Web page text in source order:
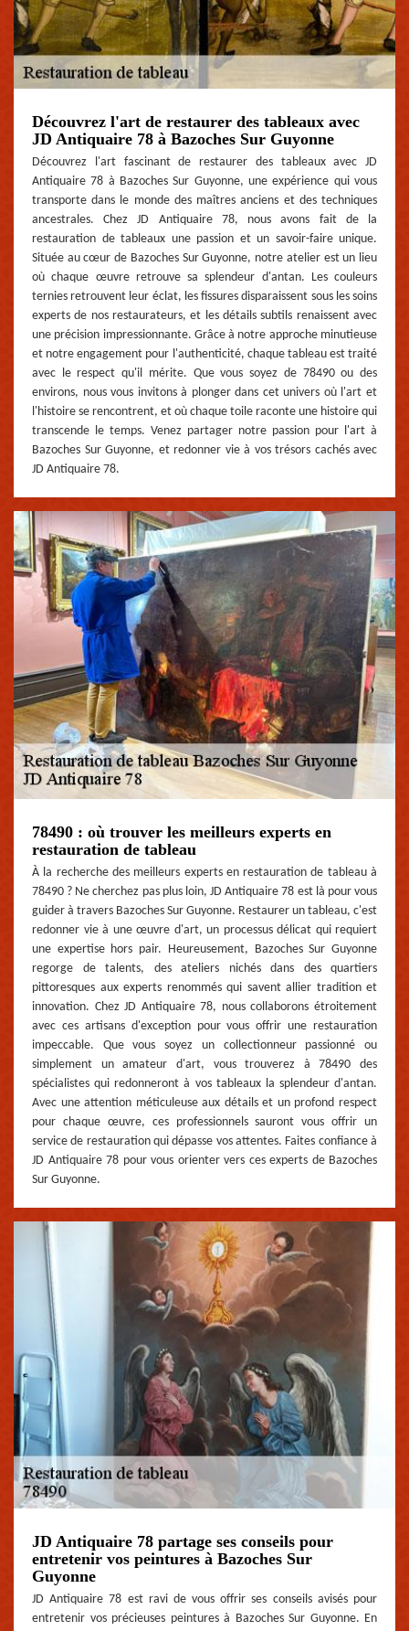
Découvrez l'art de restaurer des tableaux avec
JD Antiquaire 78 à Bazoches Sur Guyonne
Découvrez l'art fascinant de restaurer des tableaux avec JD
Antiquaire 78 à Bazoches Sur Guyonne, une expérience qui vous
transporte dans le monde des maîtres anciens et des techniques
ancestrales. Chez JD Antiquaire 78, nous avons fait de la
restauration de tableaux une passion et un savoir-faire unique.
Située au cœur de Bazoches Sur Guyonne, notre atelier est un lieu
où chaque œuvre retrouve sa splendeur d'antan. Les couleurs
ternies retrouvent leur éclat, les fissures disparaissent sous les soins
experts de nos restaurateurs, et les détails subtils renaissent avec
une précision impressionnante. Grâce à notre approche minutieuse
et notre engagement pour l'authenticité, chaque tableau est traité
avec le respect qu'il mérite. Que vous soyez de 78490 ou des
environs, nous vous invitons à plonger dans cet univers où l'art et
l'histoire se rencontrent, et où chaque toile raconte une histoire qui
transcende le temps. Venez partager notre passion pour l'art à
Bazoches Sur Guyonne, et redonner vie à vos trésors cachés avec
JD Antiquaire 78.
78490 : où trouver les meilleurs experts en
restauration de tableau
À la recherche des meilleurs experts en restauration de tableau à
78490 ? Ne cherchez pas plus loin, JD Antiquaire 78 est là pour vous
guider à travers Bazoches Sur Guyonne. Restaurer un tableau, c'est
redonner vie à une œuvre d'art, un processus délicat qui requiert
une expertise hors pair. Heureusement, Bazoches Sur Guyonne
regorge de talents, des ateliers nichés dans des quartiers
pittoresques aux experts renommés qui savent allier tradition et
innovation. Chez JD Antiquaire 78, nous collaborons étroitement
avec ces artisans d'exception pour vous offrir une restauration
impeccable. Que vous soyez un collectionneur passionné ou
simplement un amateur d'art, vous trouverez à 78490 des
spécialistes qui redonneront à vos tableaux la splendeur d'antan.
Avec une attention méticuleuse aux détails et un profond respect
pour chaque œuvre, ces professionnels sauront vous offrir un
service de restauration qui dépasse vos attentes. Faites confiance à
JD Antiquaire 78 pour vous orienter vers ces experts de Bazoches
Sur Guyonne.
JD Antiquaire 78 partage ses conseils pour
entretenir vos peintures à Bazoches Sur
Guyonne
JD Antiquaire 78 est ravi de vous offrir ses conseils avisés pour
entretenir vos précieuses peintures à Bazoches Sur Guyonne. En